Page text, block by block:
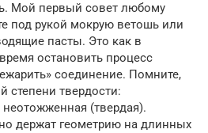
Мой первый совет любому
под рукой мокрую ветошь или
пасты. Это как в
остановить процесс
соединение. Помните,
степени твердости:
(твердая).
держат геометрию на длинных